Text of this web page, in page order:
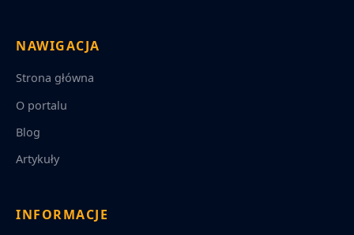
NAWIGACJA
Strona główna
O portalu
Blog
Artykuły
INFORMACJE